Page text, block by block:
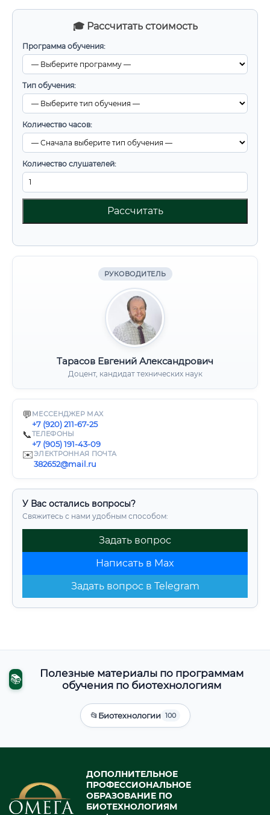
🎓 Рассчитать стоимость
Программа обучения:
Тип обучения:
Количество часов:
Количество слушателей:
Рассчитать
РУКОВОДИТЕЛЬ
Тарасов Евгений Александрович
Доцент, кандидат технических наук
💬 МЕССЕНДЖЕР MAX
+7 (920) 211-67-25
📞ТЕЛЕФОНЫ
+7 (905) 191-43-09
✉️ЭЛЕКТРОННАЯ ПОЧТА
382652@mail.ru
У Вас остались вопросы?
Свяжитесь с нами удобным способом:
Задать вопрос
Написать в Max
Задать вопрос в Telegram
📚
Полезные материалы по программам
обучения по биотехнологиям
📂Биотехнологии 100
ДОПОЛНИТЕЛЬНОЕ
ПРОФЕССИОНАЛЬНОЕ
ОБРАЗОВАНИЕ ПО
БИОТЕХНОЛОГИЯМ